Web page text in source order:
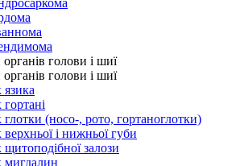
голови і шиї
голови і шиї
язика
гортані
глотки (носо-, рото, гортаноглотки)
верхньої і нижньої губи
щитоподібної залози
мигдалин